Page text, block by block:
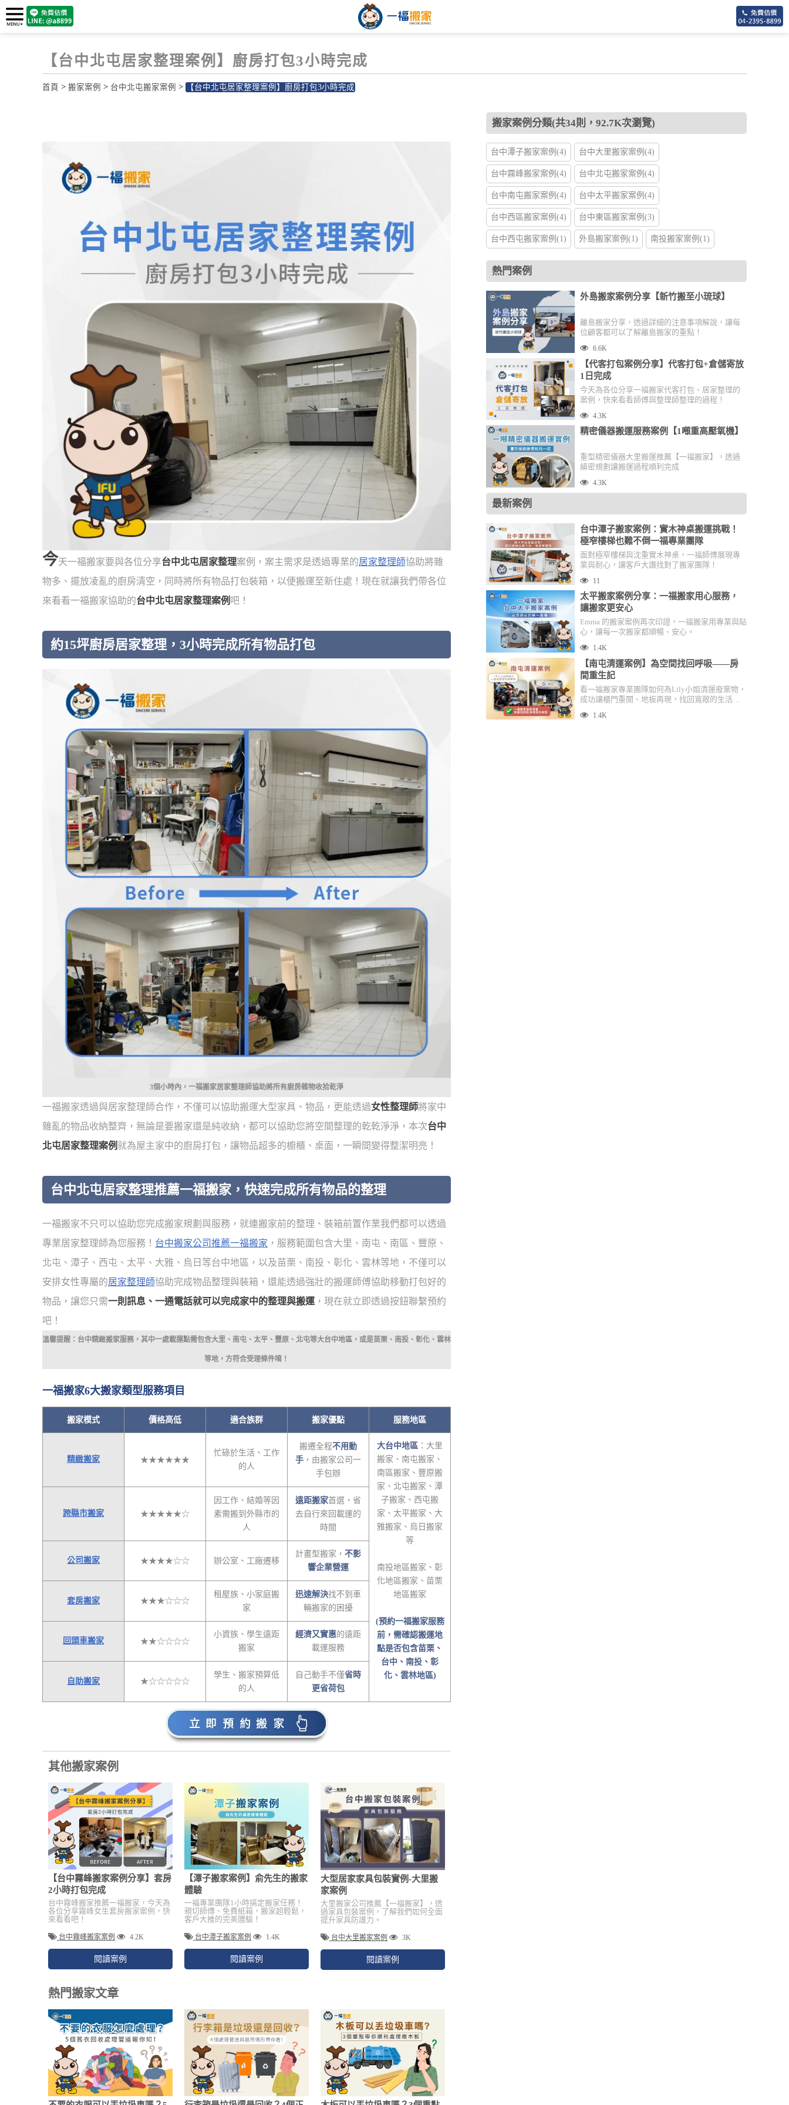
【台中北屯居家整理案例】廚房打包3小時完成
首頁 > 搬家案例 > 台中北屯搬家案例 > 【台中北屯居家整理案例】廚房打包3小時完成
今天一福搬家要與各位分享台中北屯居家整理案例，案主需求是透過專業的居家整理師協助將雜
物多、擺放凌亂的廚房清空，同時將所有物品打包裝箱，以便搬運至新住處！現在就讓我們帶各位
來看看一福搬家協助的台中北屯居家整理案例 吧！
約15坪廚房居家整理，3小時完成所有物品打包
3個小時內，一福搬家居家整理師協助將所有廚房雜物收拾乾淨
一福搬家透過與居家整理師合作，不僅可以協助搬運大型家具、物品，更能透過女性整理師將家中
雜亂的物品收納整齊，無論是要搬家還是純收納，都可以協助您將空間整理的乾乾淨淨，本次台中
北屯居家整理案例 就為屋主家中的廚房打包，讓物品超多的櫥櫃、桌面，一瞬間變得整潔明亮！
台中北屯居家整理推薦一福搬家，快速完成所有物品的整理
一福搬家不只可以協助您完成搬家規劃與服務，就連搬家前的整理、裝箱前置作業我們都可以透過
專業居家整理師為您服務！ 台中搬家公司推薦一福搬家 ，服務範圍包含大里、南屯、南區、豐原、
北屯、潭子、西屯、太平、大雅、烏日等台中地區，以及苗栗、南投、彰化、雲林等地，不僅可以
安排女性專屬的居家整理師協助完成物品整理與裝箱，還能透過強壯的搬運師傅協助移動打包好的
物品，讓您只需一則訊息、一通電話就可以完成家中的整理與搬運 ，現在就立即透過按鈕聯繫預約
吧！
溫馨提醒：台中精緻搬家服務，其中一處載運點需包含大里、南屯、太平、豐原、北屯等大台中地區，或是苗栗、南投、彰化、雲林
等地，方符合受理條件唷！
一福搬家6大搬家類型服務項目
搬家模式 價格高低 適合族群 搬家優點 服務地區
精緻搬家 ★★★★★★
忙碌於生活、工作
的人
搬遷全程不用動
手 ，由搬家公司一
手包辦
大台中地區 ：大里
搬家、南屯搬家、
南區搬家、豐原搬
家、北屯搬家、潭
子搬家、西屯搬
家、太平搬家、大
雅搬家、烏日搬家
等
南投地區搬家、彰
化地區搬家、苗栗
地區搬家
(預約一福搬家服務
前，需確認搬運地
點是否包含苗栗、
台中、南投、彰
化、雲林地區)
跨縣市搬家 ★★★★★☆
因工作、結婚等因
素需搬到外縣市的
人
遠距搬家首選，省
去自行來回載運的
時間
公司搬家 ★★★★☆☆ 辦公室、工廠遷移
計畫型搬家， 不影
響企業營運
套房搬家 ★★★☆☆☆
租屋族、小家庭搬
家
迅速解決找不到車
輛搬家的困擾
回頭車搬家 ★★☆☆☆☆
小資族、學生遠距
搬家
經濟又實惠的遠距
載運服務
自助搬家 ★☆☆☆☆☆
學生、搬家預算低
的人
自己動手不僅省時
更省荷包
其他搬家案例
【台中霧峰搬家案例分享】套房
2小時打包完成
台中霧峰搬家推薦一福搬家，今天為
各位分享霧峰女生套房搬家案例，快
來看看吧！
台中霧峰搬家案例 4.2K
閱讀案例
【潭子搬家案例】俞先生的搬家
體驗
一福專業團隊1小時搞定搬家任務！
親切師傅、免費紙箱，搬家超輕鬆，
客戶大推的完美體驗！
台中潭子搬家案例 1.4K
閱讀案例
大型居家家具包裝實例-大里搬
家案例
大里搬家公司推薦【一福搬家】，透
過家具包裝案例，了解我們如何全面
提升家具防護力。
台中大里搬家案例 3K
閱讀案例
熱門搬家文章
搬家案例分類(共34則，92.7K次瀏覽)
台中潭子搬家案例(4) 台中大里搬家案例(4)
台中霧峰搬家案例(4) 台中北屯搬家案例(4)
台中南屯搬家案例(4) 台中太平搬家案例(4)
台中西區搬家案例(4) 台中東區搬家案例(3)
台中西屯搬家案例(1) 外島搬家案例(1) 南投搬家案例(1)
熱門案例
外島搬家案例分享【新竹搬至小琉球】
離島搬家分享，透過詳細的注意事項解說，讓每
位顧客都可以了解離島搬家的重點！
6.6K
【代客打包案例分享】代客打包+倉儲寄放
1日完成
今天為各位分享一福搬家代客打包、居家整理的
案例，快來看看師傅與整理師整理的過程！
4.3K
精密儀器搬運服務案例【1噸重高壓氧機】
重型精密儀器大里搬運推薦【一福搬家】，透過
縝密規劃讓搬運過程順利完成
4.3K
最新案例
台中潭子搬家案例：實木神桌搬運挑戰！
極窄樓梯也難不倒一福專業團隊
面對極窄樓梯與沈重實木神桌，一福師傅展現專
業與耐心，讓客戶大讚找對了搬家團隊！
11
太平搬家案例分享：一福搬家用心服務，
讓搬家更安心
Emma 的搬家案例再次印證，一福搬家用專業與貼
心，讓每一次搬家都順暢、安心。
1.4K
【南屯清運案例】為空間找回呼吸——房
間重生記
看一福搬家專業團隊如何為Lily小姐清運廢棄物，
成功讓櫃門重開、地板再現，找回寬敞的生活空
1.4K